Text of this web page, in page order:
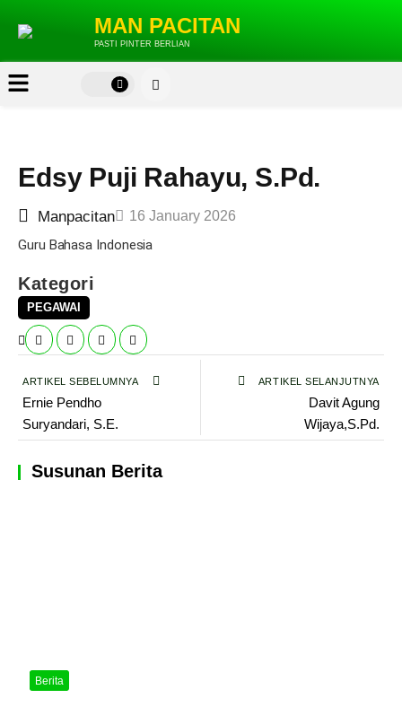
MAN PACITAN
PASTI PINTER BERLIAN
Edsy Puji Rahayu, S.Pd.
Manpacitan 16 January 2026
Guru Bahasa Indonesia
Kategori
PEGAWAI
ARTIKEL SEBELUMNYA
Ernie Pendho
Suryandari, S.E.
ARTIKEL SELANJUTNYA
Davit Agung
Wijaya,S.Pd.
Susunan Berita
Berita